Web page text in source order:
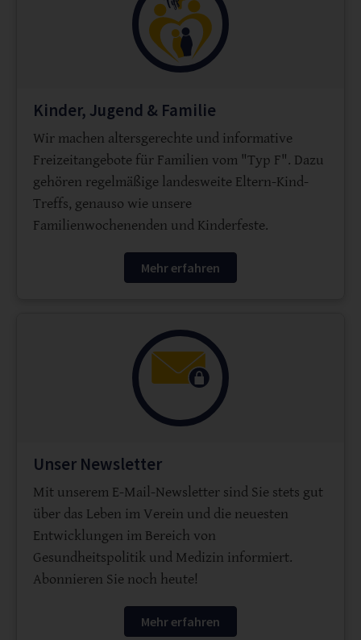
Kinder, Jugend & Familie
Wir machen altersgerechte und informative
Freizeitangebote für Familien vom "Typ F". Dazu
gehören regelmäßige landesweite Eltern-Kind-
Treffs, genauso wie unsere
Familienwochenenden und Kinderfeste.
Mehr erfahren
Unser Newsletter
Mit unserem E-Mail-Newsletter sind Sie stets gut
über das Leben im Verein und die neuesten
Entwicklungen im Bereich von
Gesundheitspolitik und Medizin informiert.
Abonnieren Sie noch heute!
Mehr erfahren